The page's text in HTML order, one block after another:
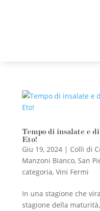
Tempo di insalate e
Eto!
Giu 19, 2024| Colli di
Manzoni Bianco, San
categoria, Vini Fermi
In una stagione che
stagione della